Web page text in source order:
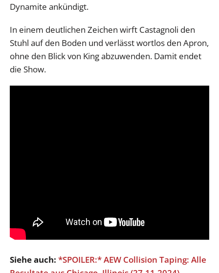
Dynamite ankündigt.
In einem deutlichen Zeichen wirft Castagnoli den
Stuhl auf den Boden und verlässt wortlos den Apron,
ohne den Blick von King abzuwenden. Damit endet
die Show.
Siehe auch: *SPOILER:* AEW Collision Taping: Alle